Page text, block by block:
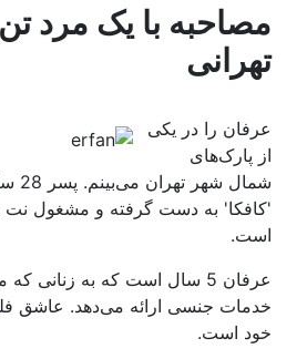
مصاحبه با یک مرد
تهرانی
عرفان را در یکی
از پارک‌های
'کافکا' به دست گرفته و مشغول نت
است.
عرفان 5 سال است که به زنانی
خدمات جنسی ارائه می‌دهد. عاشق
خود است.